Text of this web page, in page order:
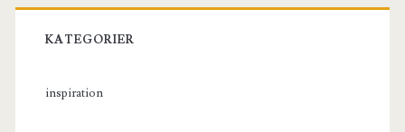
KATEGORIER
inspiration